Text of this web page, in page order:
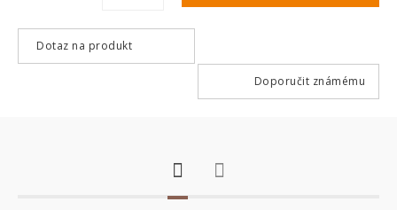
Dotaz na produkt
Doporučit známému